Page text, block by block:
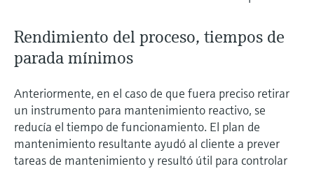
Rendimiento del proceso, tiempos de
parada mínimos
Anteriormente, en el caso de que fuera preciso retirar
un instrumento para mantenimiento reactivo, se
reducía el tiempo de funcionamiento. El plan de
mantenimiento resultante ayudó al cliente a prever
tareas de mantenimiento y resultó útil para controlar